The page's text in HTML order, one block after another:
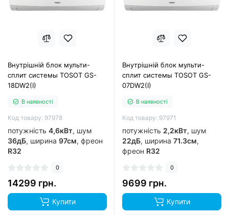
Внутрішній блок мульти-
сплит системы TOSOT GS-
18DW2(I)
В наявності
Код товару: 97978
потужність 4,6кВт, шум
36дБ, ширина 97см, фреон
R32
0
14299 грн.
Купити
Внутрішній блок мульти-
сплит системы TOSOT GS-
07DW2(I)
В наявності
Код товару: 97971
потужність 2,2кВт, шум
22дБ, ширина 71.3см,
фреон R32
0
9699 грн.
Купити